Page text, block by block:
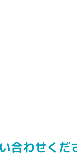
わせくだ